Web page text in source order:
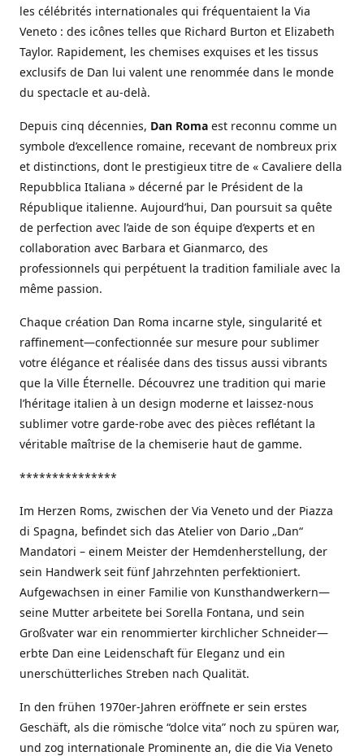
les célébrités internationales qui fréquentaient la Via
Veneto : des icônes telles que Richard Burton et Elizabeth
Taylor. Rapidement, les chemises exquises et les tissus
exclusifs de Dan lui valent une renommée dans le monde
du spectacle et au-delà.
Depuis cinq décennies, Dan Roma est reconnu comme un
symbole d’excellence romaine, recevant de nombreux prix
et distinctions, dont le prestigieux titre de « Cavaliere della
Repubblica Italiana » décerné par le Président de la
République italienne. Aujourd’hui, Dan poursuit sa quête
de perfection avec l’aide de son équipe d’experts et en
collaboration avec Barbara et Gianmarco, des
professionnels qui perpétuent la tradition familiale avec la
même passion.
Chaque création Dan Roma incarne style, singularité et
raffinement—confectionnée sur mesure pour sublimer
votre élégance et réalisée dans des tissus aussi vibrants
que la Ville Éternelle. Découvrez une tradition qui marie
l’héritage italien à un design moderne et laissez-nous
sublimer votre garde-robe avec des pièces reflétant la
véritable maîtrise de la chemiserie haut de gamme.
***************
Im Herzen Roms, zwischen der Via Veneto und der Piazza
di Spagna, befindet sich das Atelier von Dario „Dan“
Mandatori – einem Meister der Hemdenherstellung, der
sein Handwerk seit fünf Jahrzehnten perfektioniert.
Aufgewachsen in einer Familie von Kunsthandwerkern—
seine Mutter arbeitete bei Sorella Fontana, und sein
Großvater war ein renommierter kirchlicher Schneider—
erbte Dan eine Leidenschaft für Eleganz und ein
unerschütterliches Streben nach Qualität.
In den frühen 1970er-Jahren eröffnete er sein erstes
Geschäft, als die römische “dolce vita” noch zu spüren war,
und zog internationale Prominente an, die die Via Veneto